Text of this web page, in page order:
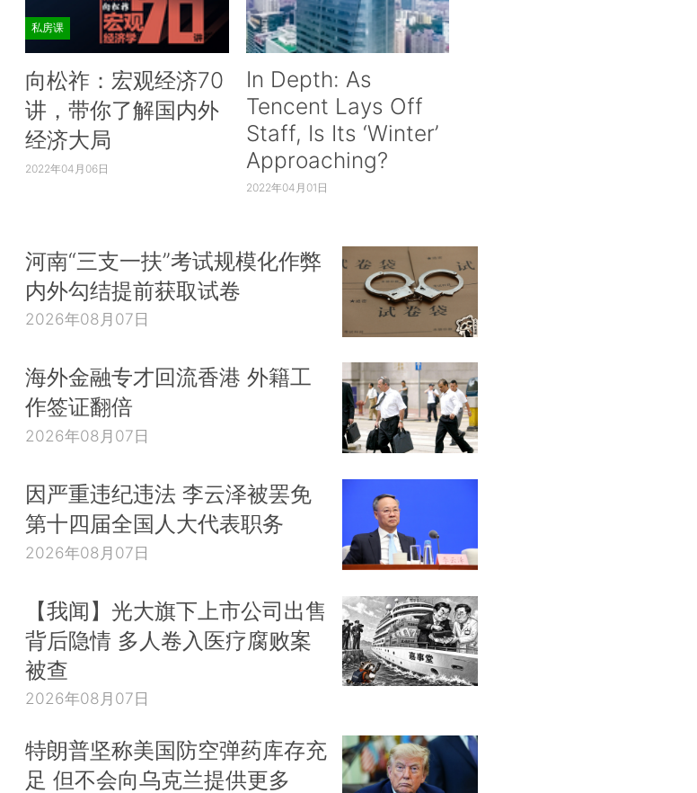
私房课
向松祚：宏观经济70
讲，带你了解国内外
经济大局
2022年04月06日
In Depth: As
Tencent Lays Off
Staff, Is Its ‘Winter’
Approaching?
2022年04月01日
河南“三支一扶”考试规模化作弊
内外勾结提前获取试卷
2026年08月07日
海外金融专才回流香港 外籍工
作签证翻倍
2026年08月07日
因严重违纪违法 李云泽被罢免
第十四届全国人大代表职务
2026年08月07日
【我闻】光大旗下上市公司出售
背后隐情 多人卷入医疗腐败案
被查
2026年08月07日
特朗普坚称美国防空弹药库存充
足 但不会向乌克兰提供更多